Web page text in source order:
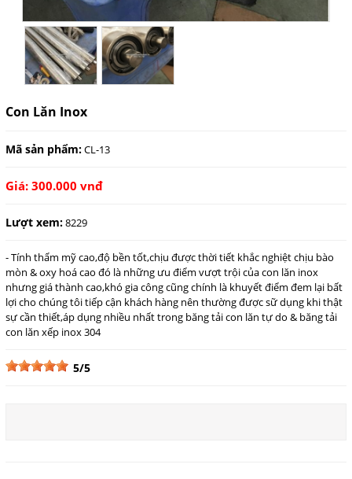
Con Lăn Inox
Mã sản phẩm:CL-13
Giá: 300.000 vnđ
Lượt xem:8229
- Tính thẩm mỹ cao,độ bền tốt,chịu được thời tiết khắc nghiệt chịu bào
mòn & oxy hoá cao đó là những ưu điểm vượt trội của con lăn inox
nhưng giá thành cao,khó gia công cũng chính là khuyết điểm đem lại bất
lợi cho chúng tôi tiếp cận khách hàng nên thường được sữ dụng khi thật
sự cần thiết,áp dụng nhiều nhất trong băng tải con lăn tự do & băng tải
con lăn xếp inox 304
5/5